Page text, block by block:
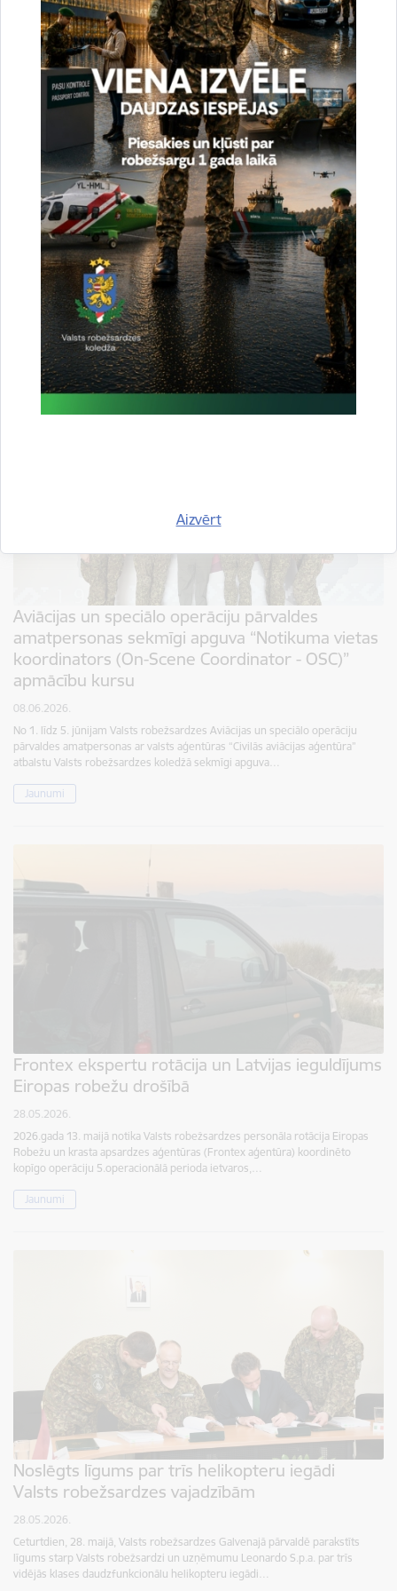
Aizvērt
Valsts robežsardze aicina jaunlaulātos pievērst
uzmanību ceļošanas dokumentiem
09.06.2026.
Sākoties aktīvai kāzu sezonai, Valsts robežsardze aicina topošos jaunlaulātos
savlaicīgi pievērst uzmanību ceļošanas dokumentu (pases vai personas
apliecības (eID)) noformēšanai, ja pēc laulību…
Jaunumi
Aviācijas un speciālo operāciju pārvaldes
amatpersonas sekmīgi apguva “Notikuma vietas
koordinators (On-Scene Coordinator - OSC)”
apmācību kursu
08.06.2026.
No 1. līdz 5. jūnijam Valsts robežsardzes Aviācijas un speciālo operāciju
pārvaldes amatpersonas ar valsts aģentūras “Civilās aviācijas aģentūra”
atbalstu Valsts robežsardzes koledžā sekmīgi apguva…
Jaunumi
Frontex ekspertu rotācija un Latvijas ieguldījums
Eiropas robežu drošībā
28.05.2026.
2026.gada 13. maijā notika Valsts robežsardzes personāla rotācija Eiropas
Robežu un krasta apsardzes aģentūras (Frontex aģentūra) koordinēto
kopīgo operāciju 5.operacionālā perioda ietvaros,…
Jaunumi
Noslēgts līgums par trīs helikopteru iegādi
Valsts robežsardzes vajadzībām
28.05.2026.
Ceturtdien, 28. maijā, Valsts robežsardzes Galvenajā pārvaldē parakstīts
līgums starp Valsts robežsardzi un uzņēmumu Leonardo S.p.a. par trīs
vidējās klases daudzfunkcionālu helikopteru iegādi…